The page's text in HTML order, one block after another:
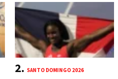
SANTO DOMINGO 2026